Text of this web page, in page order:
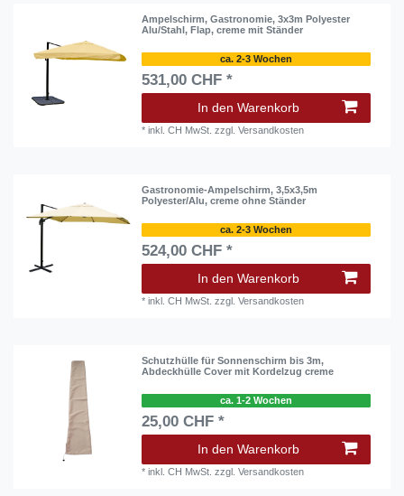
Ampelschirm, Gastronomie, 3x3m Polyester
Alu/Stahl, Flap, creme mit Ständer
ca. 2-3 Wochen
531,00 CHF *
In den Warenkorb
*inkl. CH MwSt. zzgl.Versandkosten
Gastronomie-Ampelschirm, 3,5x3,5m
Polyester/Alu, creme ohne Ständer
ca. 2-3 Wochen
524,00 CHF *
In den Warenkorb
*inkl. CH MwSt. zzgl.Versandkosten
Schutzhülle für Sonnenschirm bis 3m,
Abdeckhülle Cover mit Kordelzug creme
ca. 1-2 Wochen
25,00 CHF *
In den Warenkorb
*inkl. CH MwSt. zzgl.Versandkosten